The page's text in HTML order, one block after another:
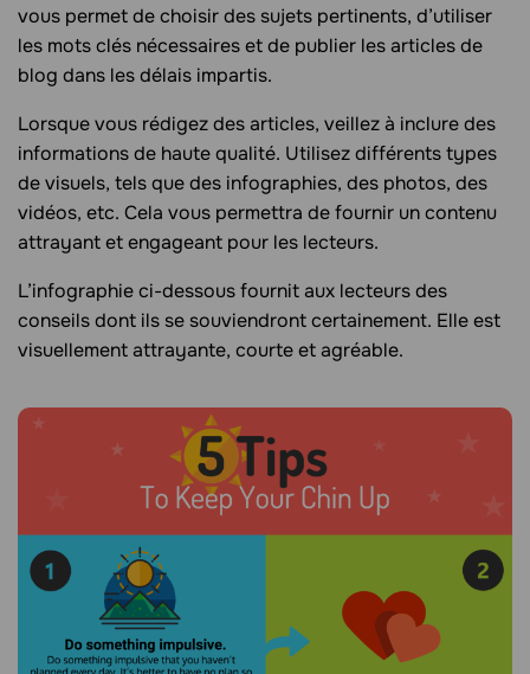
vous permet de choisir des sujets pertinents, d’utiliser
les mots clés nécessaires et de publier les articles de
blog dans les délais impartis.
Lorsque vous rédigez des articles, veillez à inclure des
informations de haute qualité. Utilisez différents types
de visuels, tels que des infographies, des photos, des
vidéos, etc. Cela vous permettra de fournir un contenu
attrayant et engageant pour les lecteurs.
L’infographie ci-dessous fournit aux lecteurs des
conseils dont ils se souviendront certainement. Elle est
visuellement attrayante, courte et agréable.